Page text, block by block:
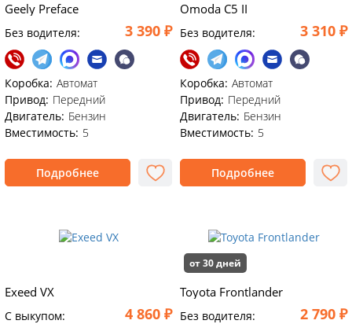
Geely Preface
Без водителя: 3 390 ₽
Коробка: Автомат
Привод: Передний
Двигатель: Бензин
Вместимость: 5
Подробнее
Omoda C5 II
Без водителя: 3 310 ₽
Коробка: Автомат
Привод: Передний
Двигатель: Бензин
Вместимость: 5
Подробнее
Exeed VX
C выкупом: 4 860 ₽
от 30 дней
Toyota Frontlander
Без водителя: 2 790 ₽